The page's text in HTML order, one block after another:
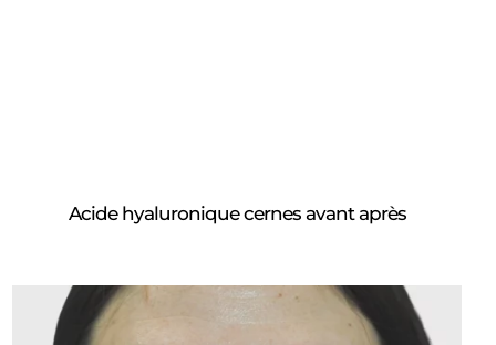
Acide hyaluronique cernes avant après